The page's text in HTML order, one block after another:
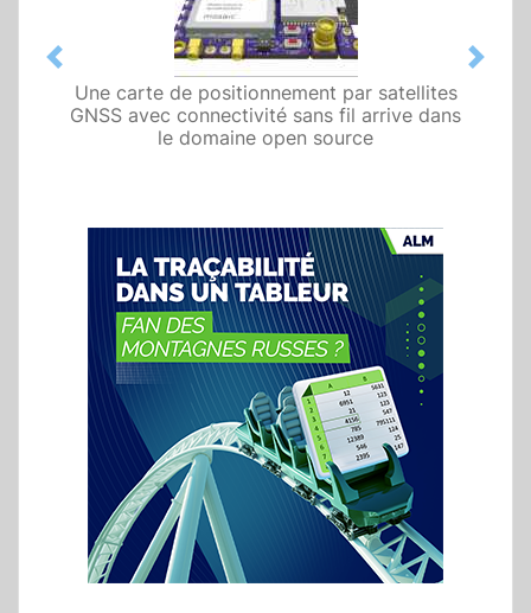
Une carte de positionnement par satellites
GNSS avec connectivité sans fil arrive dans
le domaine open source
Previous Next